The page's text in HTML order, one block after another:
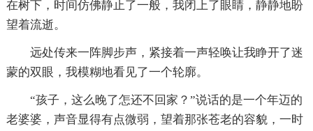
在树下，时间仿佛静止了一般，我闭上了眼睛，静静地盼
望着流逝。
远处传来一阵脚步声，紧接着一声轻唤让我睁开了迷
蒙的双眼，我模糊地看见了一个轮廓。
“孩子，这么晚了怎还不回家？”说话的是一个年迈的
老婆婆，声音显得有点微弱，望着那张苍老的容貌，一时